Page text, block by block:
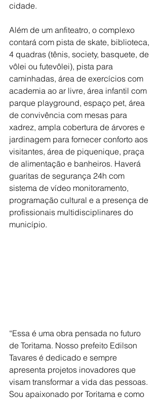
cidade.
Além de um anfiteatro, o complexo
contará com pista de skate, biblioteca,
4 quadras (tênis, society, basquete, de
vôlei ou futevôlei), pista para
caminhadas, área de exercícios com
academia ao ar livre, área infantil com
parque playground, espaço pet, área
de convivência com mesas para
xadrez, ampla cobertura de árvores e
jardinagem para fornecer conforto aos
visitantes, área de piquenique, praça
de alimentação e banheiros. Haverá
guaritas de segurança 24h com
sistema de vídeo monitoramento,
programação cultural e a presença de
profissionais multidisciplinares do
município.
“Essa é uma obra pensada no futuro
de Toritama. Nosso prefeito Edilson
Tavares é dedicado e sempre
apresenta projetos inovadores que
visam transformar a vida das pessoas.
Sou apaixonado por Toritama e como